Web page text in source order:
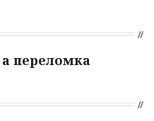
переломка